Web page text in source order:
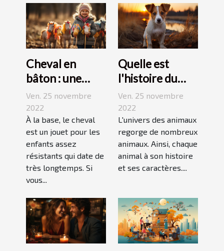
Cheval en
bâton : une
bonne
découverte
pour enfant
Ven. 25 novembre
2022
À la base, le cheval
est un jouet pour les
enfants assez
résistants qui date de
très longtemps. Si
vous...
Quelle est
l'histoire du
Jack Russell
terrier ?
Ven. 25 novembre
2022
L'univers des animaux
regorge de nombreux
animaux. Ainsi, chaque
animal à son histoire
et ses caractères....